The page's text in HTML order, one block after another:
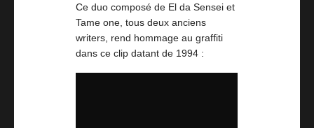
Ce duo composé de El da Sensei et
Tame one, tous deux anciens
writers, rend hommage au graffiti
dans ce clip datant de 1994 :